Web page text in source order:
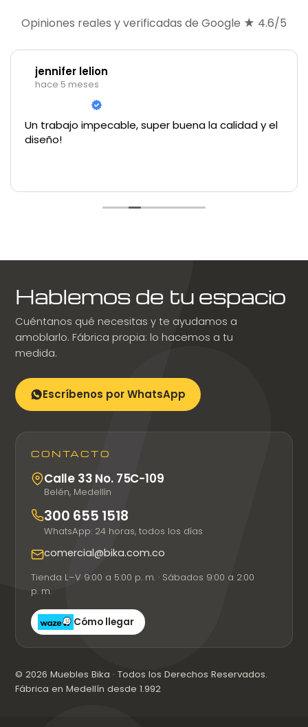
Opiniones reales y verificadas de Google ★ 4.6/5
jennifer lelion
hace 5 meses
Un trabajo impecable, super buena la calidad y el
diseño!
Hablemos de tu espacio
Cuéntanos qué necesitas y te ayudamos a
amoblarlo. Fábrica propia: lo hacemos a tu
medida.
Escríbenos por WhatsApp
CONTACTO
Calle 33 No. 75C-109
Belén, Medellín
300 655 1518
WhatsApp: 24 horas, todos los días
comercial@bika.com.co
Tienda L–V 9:00 a 5:00 p. m. · Sábados 9:00 a 2:00
p. m.
Cómo llegar
© 2026 Muebles Bika · Todos los Derechos Reservados.
Fábrica en Medellín desde 1.992